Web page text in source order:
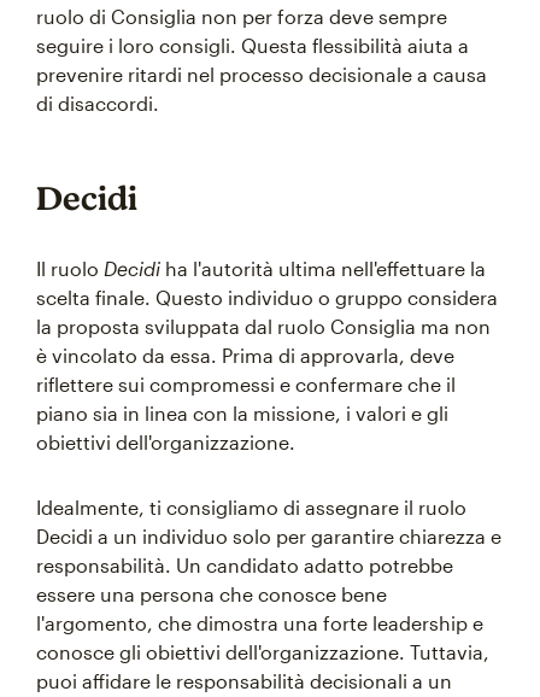
ruolo di Consiglia non per forza deve sempre
seguire i loro consigli. Questa flessibilità aiuta a
prevenire ritardi nel processo decisionale a causa
di disaccordi.
Decidi
Il ruolo Decidi ha l'autorità ultima nell'effettuare la
scelta finale. Questo individuo o gruppo considera
la proposta sviluppata dal ruolo Consiglia ma non
è vincolato da essa. Prima di approvarla, deve
riflettere sui compromessi e confermare che il
piano sia in linea con la missione, i valori e gli
obiettivi dell'organizzazione.
Idealmente, ti consigliamo di assegnare il ruolo
Decidi a un individuo solo per garantire chiarezza e
responsabilità. Un candidato adatto potrebbe
essere una persona che conosce bene
l'argomento, che dimostra una forte leadership e
conosce gli obiettivi dell'organizzazione. Tuttavia,
puoi affidare le responsabilità decisionali a un